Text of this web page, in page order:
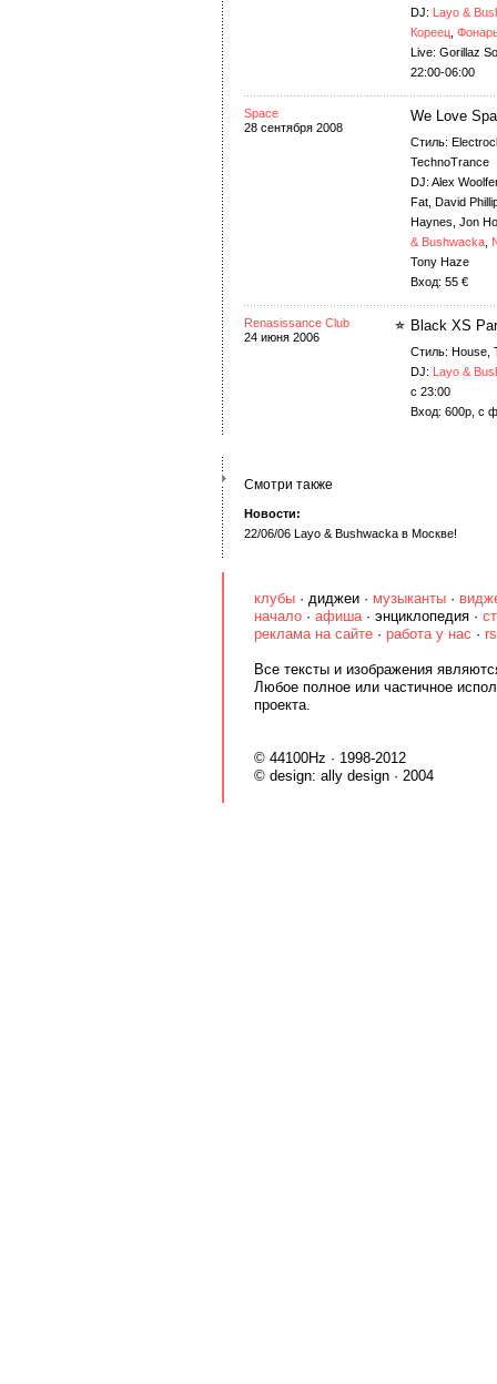
DJ: Layo &
Кореец
Live: Gorillaz
22:00-06:00
Space
28 сентября 2008
We Love
Стиль:
TechnoTrance
DJ: Alex
Fat, David
Haynes, Jon
& Bushwacka
Tony Haze
Вход: 55 €
Renasissance Club
24 июня 2006
Black XS
Стиль: House,
DJ: Layo &
с 23:00
Вход: 600р, с
Смотри также
Новости:
22/06/06 Layo & Bushwacka в Москве!
клубы · диджеи · музыканты ·
начало · афиша· энциклопедия ·
реклама на сайте · работа у нас ·
Все тексты и изображения
Любое полное или частичное
проекта.
© 44100Hz · 1998-2012
© design: ally design · 2004